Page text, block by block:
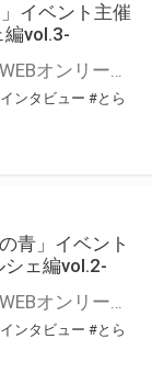
」イベント主催
編vol.3-
こんにちは、とらのあなWEBオンリー運営スタッフです。 新たにお届けする、イベント主催者インタビュー-マルシェ編-は、 とらのあなWEBオンリー「マルシェ」をご利用した主催様に 「マルシェ」を使って開催した感想や心がけをお聞きする企画です。 今回は、WEBオンリー初開催「つるみかるぱれーど
ンタビュー #とら
青」イベント
ェ編vol.2-
こんにちは、とらのあなWEBオンリー運営スタッフです。 新たにお届けする、イベント主催者インタビュー-マルシェ編-は、 とらのあなWEBオンリー「マルシェ」をご利用の主催様に 「マルシェ」を使ってイベントを開催した感想や心がけをお聞きする企画です。 今回は、WEBオンリー初開催「駄菓子と唐揚げ、きみの青」より、 主催のぎこ六屋様にお話を伺いました。 協力：ぎこ六屋様／イベント公式Twitter（@krkgwks） とらのあなWEBオンリー「マルシェ」とは？ WEBオンリーでリアルタイムでコミュニケーションがとれるオンライン会場です。
ンタビュー #とら